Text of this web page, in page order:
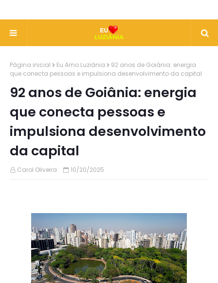
Página inicial Eu Amo Luziânia
92 anos de Goiânia: energia
que conecta pessoas e impulsiona desenvolvimento da capital
92 anos de Goiânia: energia
que conecta pessoas e
impulsiona desenvolvimento
da capital
Carol Oliveira 10/20/2025